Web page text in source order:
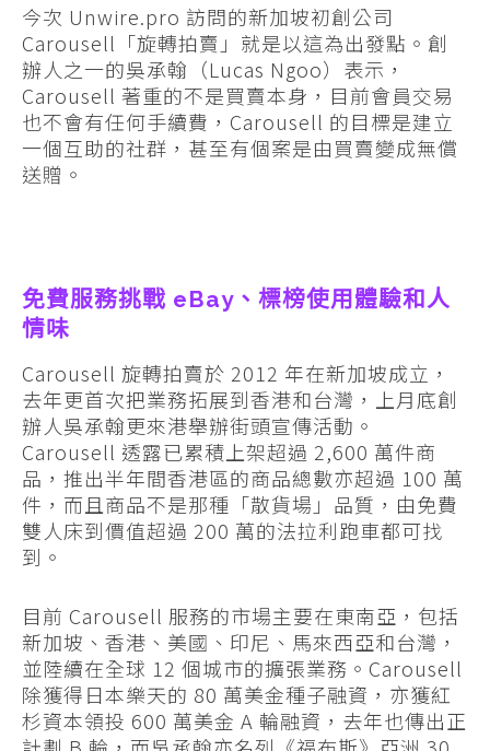
今次 Unwire.pro 訪問的新加坡初創公司
Carousell「旋轉拍賣」就是以這為出發點。創
辦人之一的吳承翰（Lucas Ngoo）表示，
Carousell 著重的不是買賣本身，目前會員交易
也不會有任何手續費，Carousell 的目標是建立
一個互助的社群，甚至有個案是由買賣變成無償
送贈。
免費服務挑戰 eBay、標榜使用體驗和人
情味
Carousell 旋轉拍賣於 2012 年在新加坡成立，
去年更首次把業務拓展到香港和台灣，上月底創
辦人吳承翰更來港舉辦街頭宣傳活動。
Carousell 透露已累積上架超過 2,600 萬件商
品，推出半年間香港區的商品總數亦超過 100 萬
件，而且商品不是那種「散貨場」品質，由免費
雙人床到價值超過 200 萬的法拉利跑車都可找
到。
目前 Carousell 服務的市場主要在東南亞，包括
新加坡、香港、美國、印尼、馬來西亞和台灣，
並陸續在全球 12 個城市的擴張業務。Carousell
除獲得日本樂天的 80 萬美金種子融資，亦獲紅
杉資本領投 600 萬美金 A 輪融資，去年也傳出正